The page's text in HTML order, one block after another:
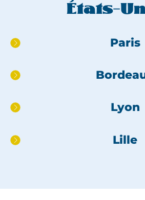
États-
Aller
directement
pied
Paris
Lyon
Lille